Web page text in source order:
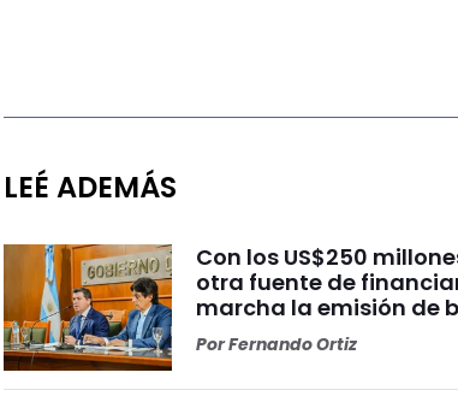
LEÉ ADEMÁS
Con los US$250
otra fuente de
marcha la emisión de
PorFernando Ortiz